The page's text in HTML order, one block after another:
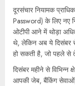
दूरसंचार नियामक
Password) के लिए नए
ओटीपी आने में थोड़ा
थे, लेकिन अब ये दिसंबर से
हो सकती है, जो पहले से
दिसंबर महीने से विभिन्न
आपकी जेब, बैंकिंग